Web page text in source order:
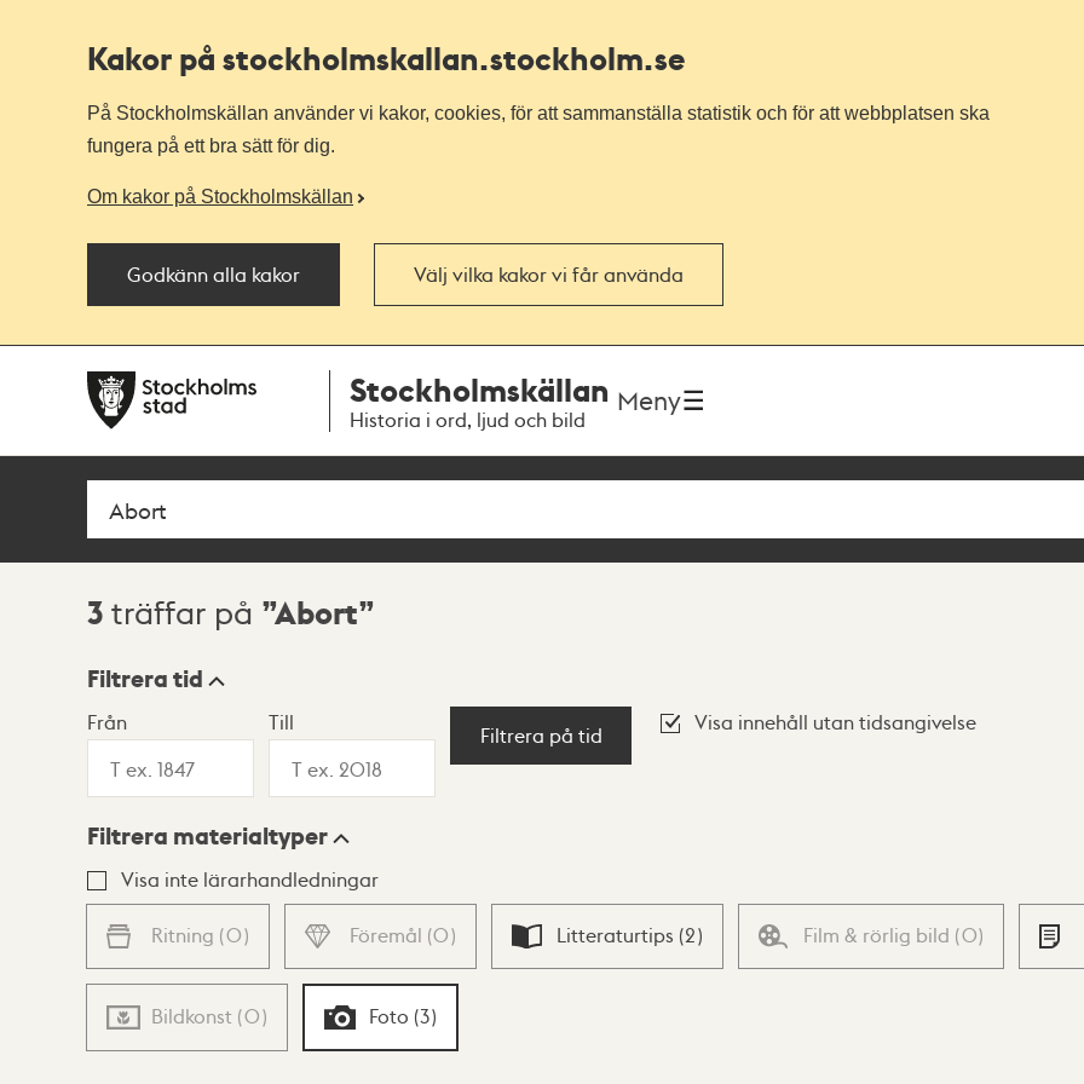
Kakor på stockholmskallan.stockholm.se
På Stockholmskällan använder vi kakor, cookies, för att sammanställa statistik och för att webbplatsen ska
fungera på ett bra sätt för dig.
Om kakor på Stockholmskällan
Godkänn alla kakor Välj vilka kakor vi får använda
navigationen
huvudinnehållet
Stockholmskällan
Historia i ord, ljud och bild
Meny
Sök
Sökresultat
3 träffar på Abort
Visningsläge
Lista Karta
Filtrera tid
Från Till
Filtrera på tid
Visa innehåll utan tidsangivelse
Filtrera materialtyper
Visa inte lärarhandledningar
Ritning (0) Föremål (0) Litteraturtips (2) Film & rörlig bild (0)
Bildkonst (0) Foto (3)